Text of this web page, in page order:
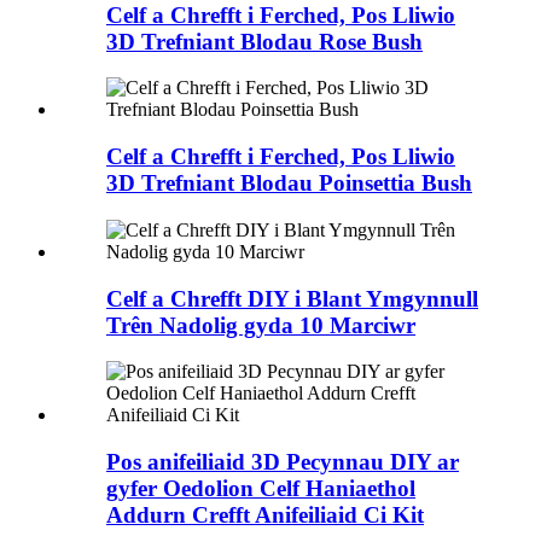
Celf a Chrefft i Ferched, Pos Lliwio
3D Trefniant Blodau Rose Bush
Celf a Chrefft i Ferched, Pos Lliwio
3D Trefniant Blodau Poinsettia Bush
Celf a Chrefft DIY i Blant Ymgynnull
Trên Nadolig gyda 10 Marciwr
Pos anifeiliaid 3D Pecynnau DIY ar
gyfer Oedolion Celf Haniaethol
Addurn Crefft Anifeiliaid Ci Kit